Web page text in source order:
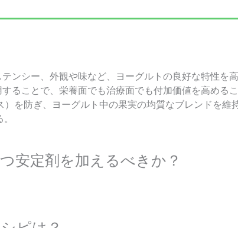
ンシー、外観や味など、ヨーグルトの良好な特性を高
ることで、栄養面でも治療面でも付加価値を高めるこ
を防ぎ、ヨーグルト中の果実の均質なブレンドを維
安定剤を加えるべきか？